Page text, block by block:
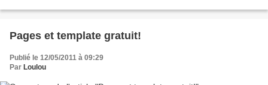
Pages et template gratuit!
Publié le 12/05/2011 à 09:29
Par Loulou